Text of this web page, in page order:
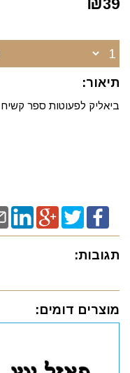
39
תיאור:
ביאליק לפעוטות ספר קשיח
תגובות:
מוצרים דומים: